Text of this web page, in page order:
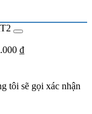
₫
tôi sẽ gọi xác nhận